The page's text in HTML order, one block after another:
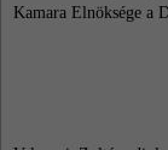
Kamara Elnöksége a